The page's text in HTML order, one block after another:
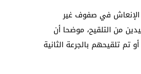
الإنعاش في صفوف غير
من التلقيح، موضحا أن
الملقحين تهم أشخاصا تفوق أعمارهم 60 سنة أو تم تلقيحهم بالجرعة الثانية